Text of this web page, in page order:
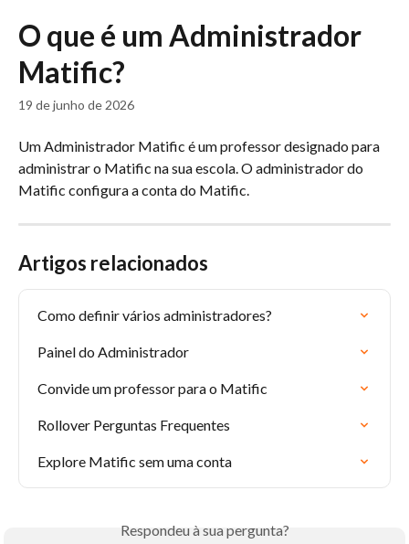
O que é um Administrador
Matific?
19 de junho de 2026
Um Administrador Matific é um professor designado para
administrar o Matific na sua escola. O administrador do
Matific configura a conta do Matific.
Artigos relacionados
Como definir vários administradores?
Painel do Administrador
Convide um professor para o Matific
Rollover Perguntas Frequentes
Explore Matific sem uma conta
Respondeu à sua pergunta?